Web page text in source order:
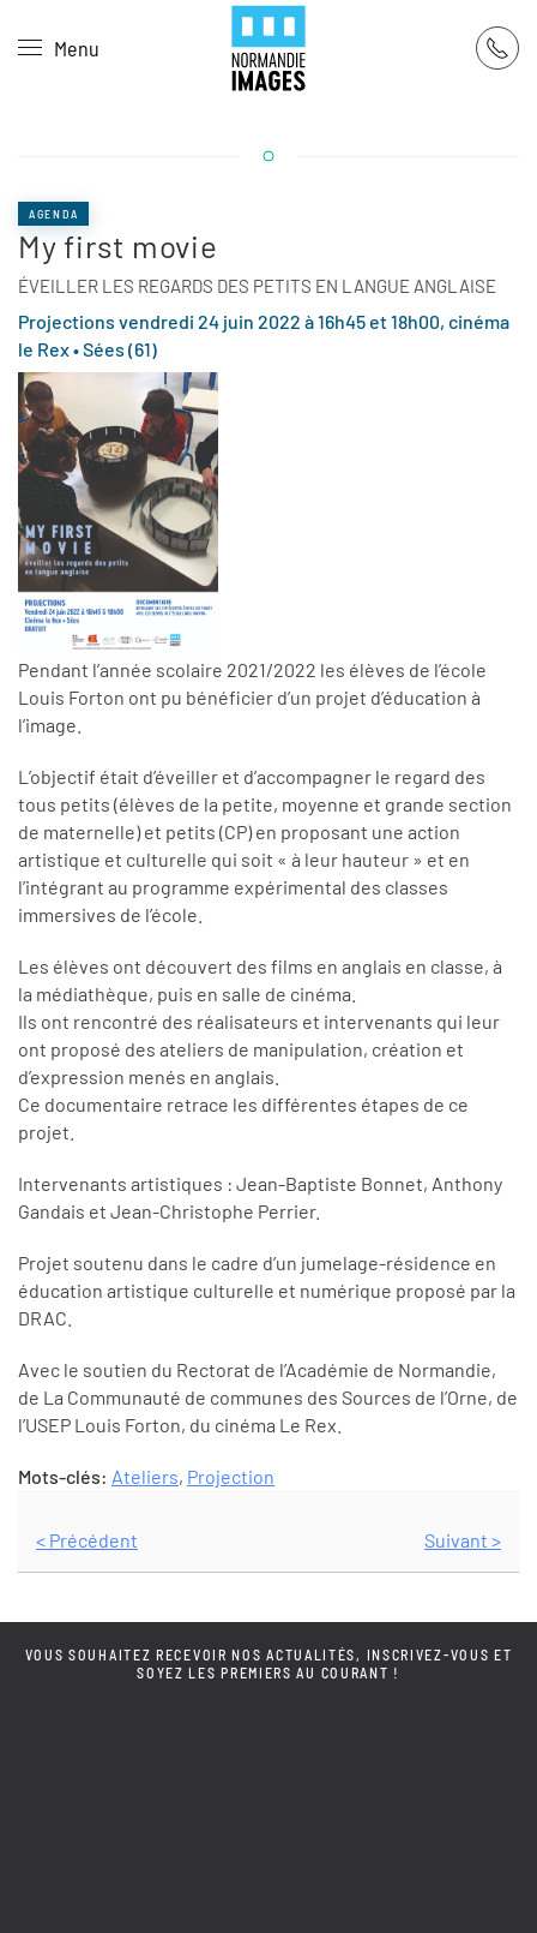
Skip to main content
Menu
AGENDA
My first movie
ÉVEILLER LES REGARDS DES PETITS EN LANGUE ANGLAISE
Projections vendredi 24 juin 2022 à 16h45 et 18h00, cinéma
le Rex • Sées (61)
Pendant l’année scolaire 2021/2022 les élèves de l’école
Louis Forton ont pu bénéficier d’un projet d’éducation à
l’image.
L’objectif était d’éveiller et d’accompagner le regard des
tous petits (élèves de la petite, moyenne et grande section
de maternelle) et petits (CP) en proposant une action
artistique et culturelle qui soit « à leur hauteur » et en
l’intégrant au programme expérimental des classes
immersives de l’école.
Les élèves ont découvert des films en anglais en classe, à
la médiathèque, puis en salle de cinéma.
Ils ont rencontré des réalisateurs et intervenants qui leur
ont proposé des ateliers de manipulation, création et
d’expression menés en anglais.
Ce documentaire retrace les différentes étapes de ce
projet.
Intervenants artistiques : Jean-Baptiste Bonnet, Anthony
Gandais et Jean-Christophe Perrier.
Projet soutenu dans le cadre d’un jumelage-résidence en
éducation artistique culturelle et numérique proposé par la
DRAC.
Avec le soutien du Rectorat de l’Académie de Normandie,
de La Communauté de communes des Sources de l’Orne, de
l’USEP Louis Forton, du cinéma Le Rex.
Mots-clés: Ateliers, Projection
< Précédent Suivant >
VOUS SOUHAITEZ RECEVOIR NOS ACTUALITÉS, INSCRIVEZ-VOUS ET
SOYEZ LES PREMIERS AU COURANT !
Panneau de gestion des cookies